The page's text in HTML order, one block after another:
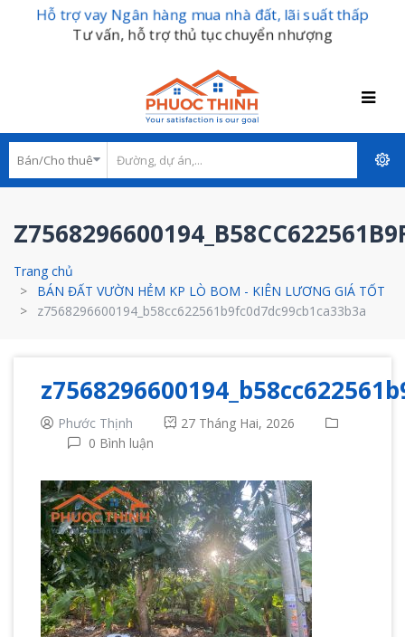
Hỗ trợ vay Ngân hàng mua nhà đất, lãi suất thấp
Tư vấn, hỗ trợ thủ tục chuyển nhượng
Trang chủ
BÁN ĐẤT VƯỜN HẺM KP LÒ BOM - KIÊN LƯƠNG GIÁ TỐT
z7568296600194_b58cc622561b9fc0d7dc99cb1ca33b3a
Phước Thịnh
27 Tháng Hai, 2026
0 Bình luận